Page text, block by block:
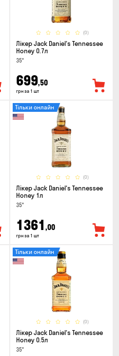
(0)
Лікер Jack Daniel's Tennessee
Honey 0.7л
35°
699,50
грн за 1 шт
(0)
Тільки онлайн
Лікер Jack Daniel's Tennessee
Honey 1л
35°
1361 ,00
грн за 1 шт
(0)
Тільки онлайн
Лікер Jack Daniel's Tennessee
Honey 0.5л
35°